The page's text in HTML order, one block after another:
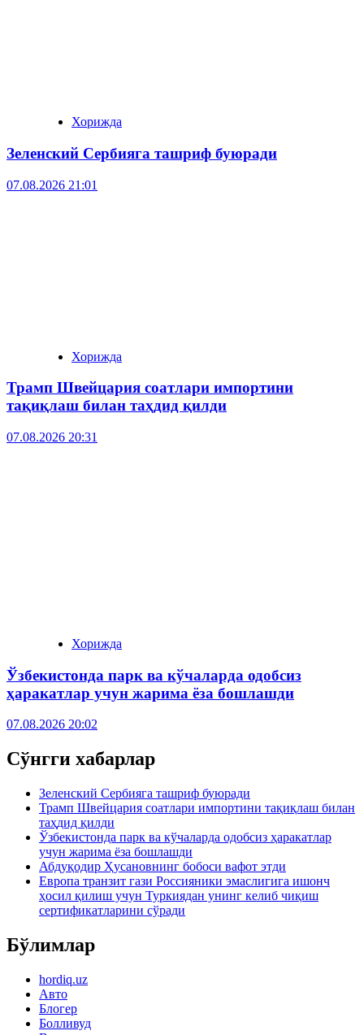
Хорижда
Зеленский Сербияга ташриф буюради
07.08.2026 21:01
Хорижда
Трамп Швейцария соатлари импортини
тақиқлаш билан таҳдид қилди
07.08.2026 20:31
Хорижда
Ўзбекистонда парк ва кўчаларда одобсиз
ҳаракатлар учун жарима ёза бошлашди
07.08.2026 20:02
Сўнгги хабарлар
Зеленский Сербияга ташриф буюради
Трамп Швейцария соатлари импортини тақиқлаш билан
таҳдид қилди
Ўзбекистонда парк ва кўчаларда одобсиз ҳаракатлар
учун жарима ёза бошлашди
Абдуқодир Ҳусановнинг бобоси вафот этди
Европа транзит гази Россияники эмаслигига ишонч
ҳосил қилиш учун Туркиядан унинг келиб чиқиш
сертификатларини сўради
Бўлимлар
hordiq.uz
Авто
Блогер
Болливуд